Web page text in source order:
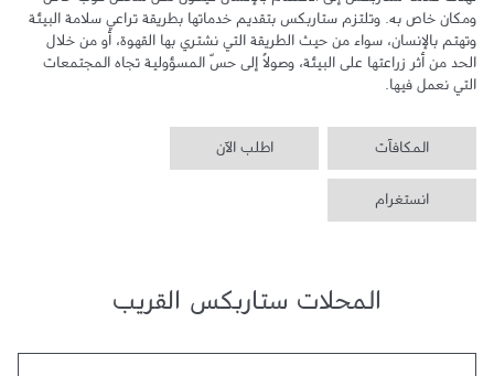
التي نعمل فيها.
المكافآت اطلب الآن
انستغرام
المحلات ستاربكس القريب